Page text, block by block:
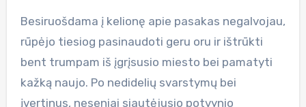
Besiruošdama į kelionę apie pasakas negalvojau,
rūpėjo tiesiog pasinaudoti geru oru ir ištrūkti
bent trumpam iš įgrįsusio miesto bei pamatyti
kažką naujo. Po nedidelių svarstymų bei
įvertinus, neseniai siautėjusio potvynio